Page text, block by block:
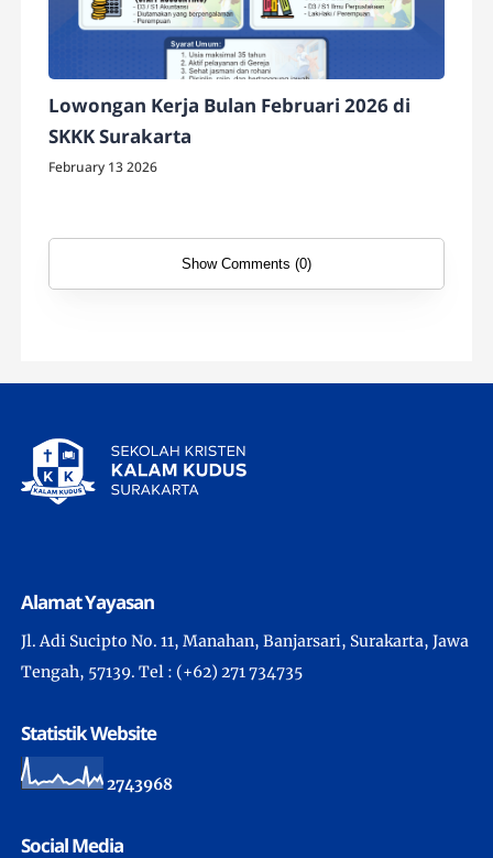
Lowongan Kerja Bulan Februari 2026 di
SKKK Surakarta
February 13 2026
Show Comments (0)
Alamat Yayasan
Jl. Adi Sucipto No. 11, Manahan, Banjarsari, Surakarta, Jawa
Tengah, 57139. Tel : (+62) 271 734735
Statistik Website
2743968
Social Media